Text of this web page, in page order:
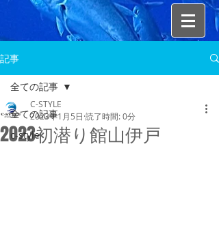
記事
全ての記事
c-style
全ての記事
2023初潜り館山伊戸
C-STYLE
2023年1月5日 読了時間: 0分